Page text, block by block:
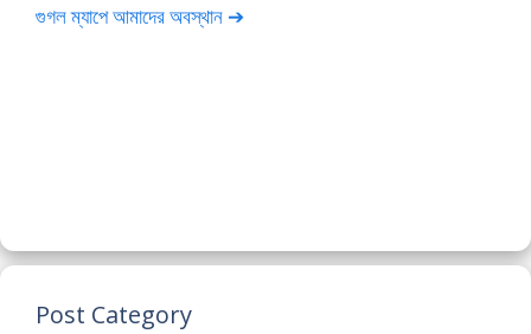
গুগল ম্যাপে আমাদের অবস্থান ➔
Post Category